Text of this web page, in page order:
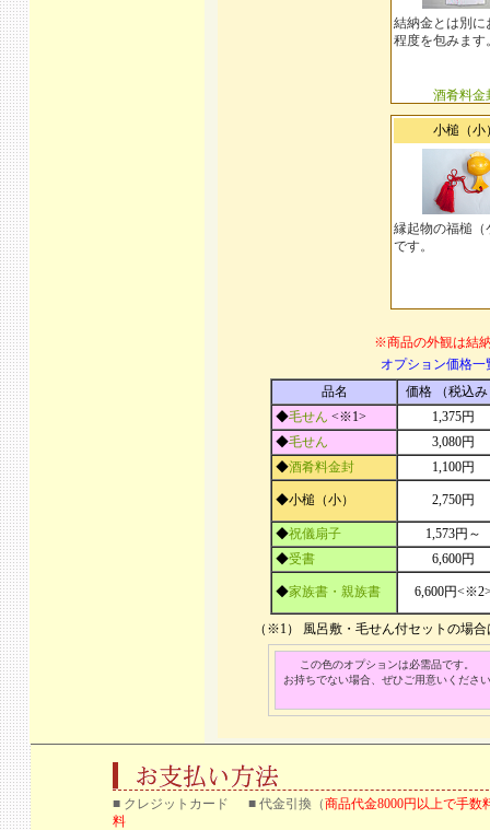
結納金とは別に
程度を包みます
酒肴料金
小槌（小
縁起物の福槌（
です。
※商品の外観は結
オプション価格一
品名
価格 （税込み
◆毛せん <※1>
1,375円
◆毛せん
3,080円
◆酒肴料金封 1,100円
◆小槌（小） 2,750円
◆祝儀扇子
1,573円～
◆受書 6,600円
◆家族書・親族書 6,600円
（※1） 風呂敷・毛せん付セットの
この色のオプションは必需品です。
お持ちでない場合、ぜひご用意いください
■ クレジットカード ■ 代金引換（商品代金8000円以上で手数
料